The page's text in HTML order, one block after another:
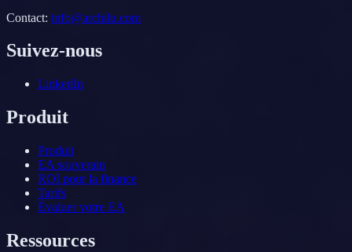
Contact: info@archilu.com
Suivez-nous
LinkedIn
Produit
Produit
EA souverain
ROI pour la finance
Tarifs
Évaluer votre EA
Ressources